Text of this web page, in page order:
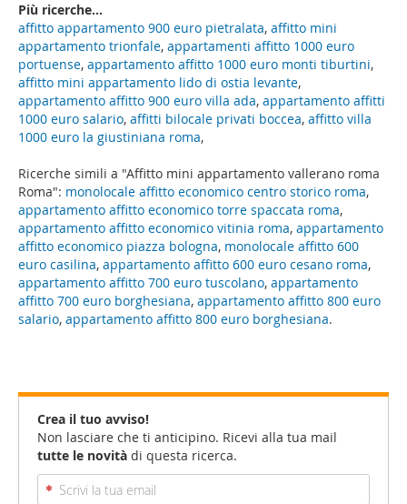
Ricerche simili a "Affitto mini appartamento vallerano roma
Roma": monolocale affitto economico centro storico roma,
appartamento affitto economico torre spaccata roma,
appartamento affitto economico vitinia roma, appartamento
affitto economico piazza bologna, monolocale affitto 600
euro casilina, appartamento affitto 600 euro cesano roma,
appartamento affitto 700 euro tuscolano, appartamento
affitto 700 euro borghesiana, appartamento affitto 800 euro
salario, appartamento affitto 800 euro borghesiana.
Più ricerche...
affitto appartamento 900 euro pietralata, affitto mini
appartamento trionfale, appartamenti affitto 1000 euro
portuense, appartamento affitto 1000 euro monti tiburtini,
affitto mini appartamento lido di ostia levante,
appartamento affitto 900 euro villa ada, appartamento affitti
1000 euro salario, affitti bilocale privati boccea, affitto villa
1000 euro la giustiniana roma,
Crea il tuo avviso!
Non lasciare che ti anticipino. Ricevi alla tua mail
tutte le novità di questa ricerca.